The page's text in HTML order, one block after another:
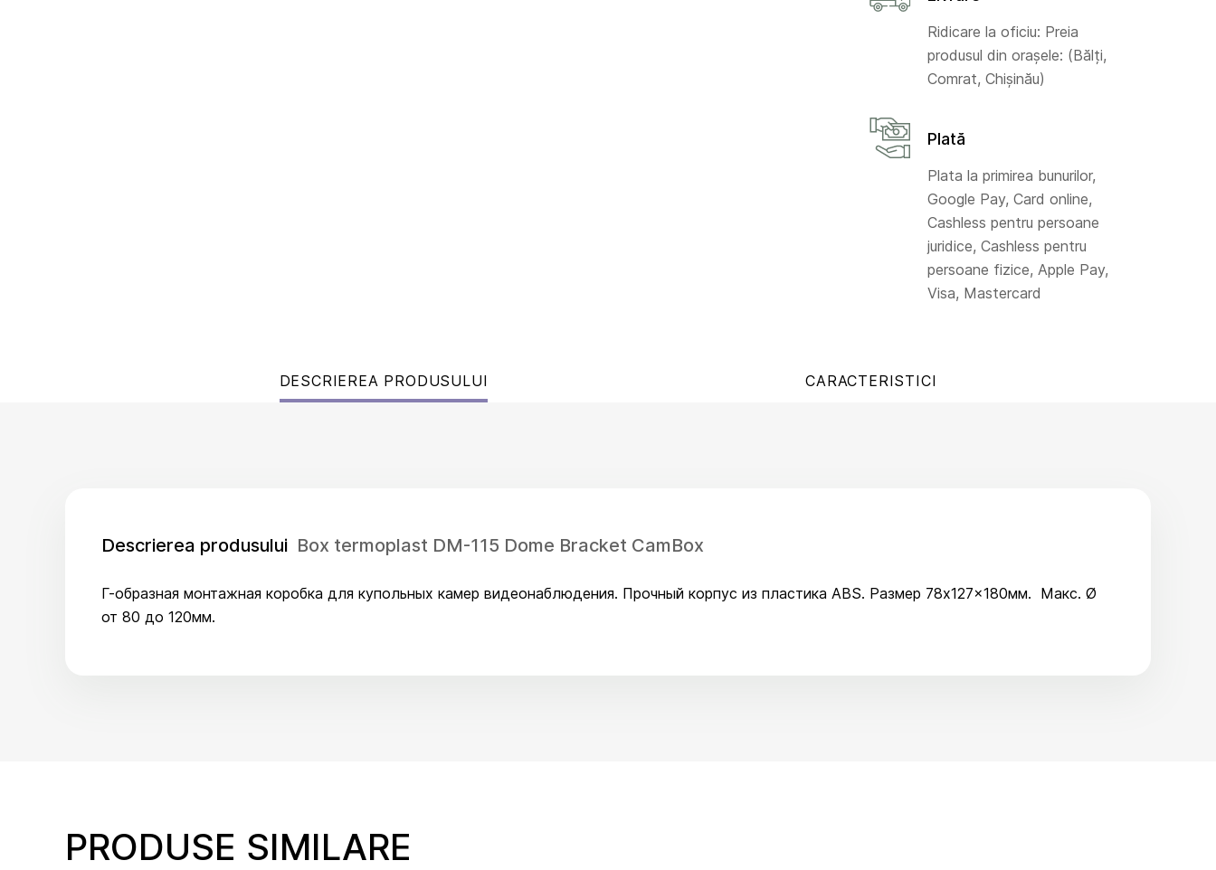
Ridicare la oficiu: Preia
produsul din orașele: (Bălți,
Comrat, Chișinău)
Plată
Plata la primirea bunurilor,
Google Pay, Card online,
Cashless pentru persoane
juridice, Cashless pentru
persoane fizice, Apple Pay,
Visa, Mastercard
DESCRIEREA PRODUSULUI CARACTERISTICI
Descrierea produsului Box termoplast DM-115 Dome Bracket CamBox
Г-образная монтажная коробка для купольных камер видеонаблюдения. Прочный корпус из пластика ABS. Размер 78x127x180мм. Макс. Ø
от 80 до 120мм.
PRODUSE SIMILARE